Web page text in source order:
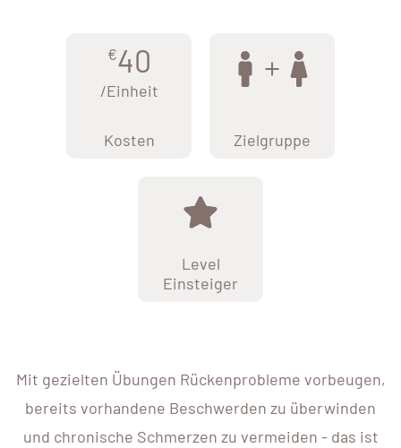
€40
/Einheit
Kosten Zielgruppe
Level
Einsteiger
Mit gezielten Übungen Rückenprobleme vorbeugen,
bereits vorhandene Beschwerden zu überwinden
und chronische Schmerzen zu vermeiden - das ist